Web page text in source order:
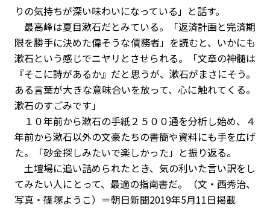
りの気持ちが深い味わいになっている」と話す。
最高峰は夏目漱石だとみている。「返済計画と完済期
限を勝手に決めた偉そうな債務者」を読むと、いかにも
漱石という感じでニヤリとさせられる。「文章の神髄は
『そこに詩があるか』だと思うが、漱石がまさにそう。
ある言葉が大きな意味合いを放って、心に触れてくる。
漱石のすごみです」
１０年前から漱石の手紙２５００通を分析し始め、４
年前から漱石以外の文豪たちの書簡や資料にも手を広げ
た。「砂金探しみたいで楽しかった」と振り返る。
土壇場に追い詰められたとき、気の利いた言い訳をし
てみたい人にとって、最適の指南書だ。（文・西秀治、
写真・篠塚ようこ）＝朝日新聞2019年5月11日掲載